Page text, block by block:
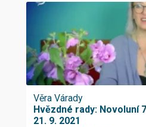
Věra Várady
Hvězdné rady: Novoluní
21. 9. 2021